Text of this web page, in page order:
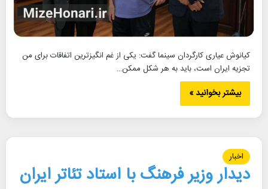
کیانوش عیاری کارگردان سینما گفت: یکی از غم انگیز‌ترین اتفاقات برای من
تجزیه ایران است، باید به هر شکل ممکن…
بیشتر بخوانید »
اخبار
دیدار وزیر فرهنگ با استاد تئاتر ایران